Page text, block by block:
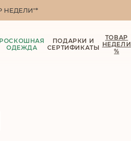
НЕДЕЛИ"*
РОСКОШНАЯ
ОДЕЖДА
ПОДАРКИ И
СЕРТИФИКАТЫ
ТОВАР
НЕДЕЛИ
%